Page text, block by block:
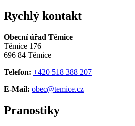
Rychlý kontakt
Obecní úřad Těmice
Těmice 176
696 84 Těmice
Telefon: +420 518 388 207
E-Mail: obec@temice.cz
Pranostiky